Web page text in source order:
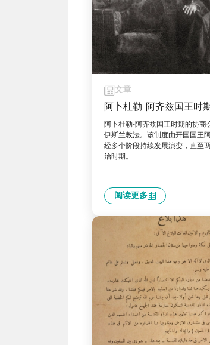
文章
阿卜杜勒-阿齐兹国王时
阿卜杜勒-阿齐兹国王时期的协
伊斯兰教法。该制度由开国国王
经多个阶段持续发展演变，直至
治时期。
阅读更多